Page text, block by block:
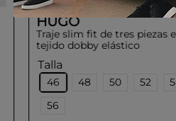
HUGO
Traje slim fit de tres piezas
tejido dobby elástico
Talla
46 48 50 52
56